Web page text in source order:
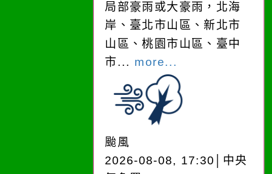
局部豪雨或大豪雨，北海
岸、臺北市山區、新北市
山區、桃園市山區、臺中
市... more...
颱風
2026-08-08, 17:30│中央